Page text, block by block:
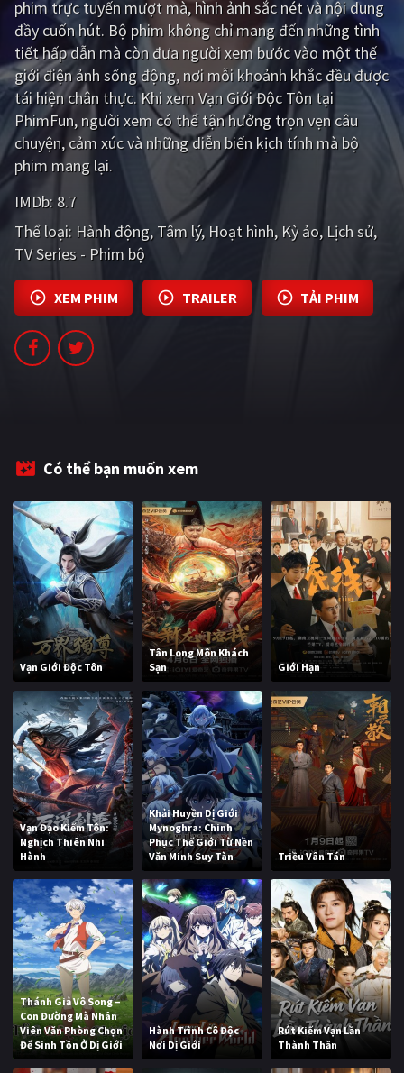
Giật gân Gia đình
Bí ẩn Lịch sử
Viễn Tây Tiểu sử
GameShow DramaTV
Âu - Mỹ Trung Quốc - Hồng Kông
Hàn Quốc
Ấn Độ Việt Nam
Tổng hợp
PHIM CHIẾU RẠP
TUYỂN TẬP PHIM
BLOG
phim trực tuyến mượt mà, hình ảnh sắc nét và nội dung
đầy cuốn hút. Bộ phim không chỉ mang đến những tình
tiết hấp dẫn mà còn đưa người xem bước vào một thế
giới điện ảnh sống động, nơi mỗi khoảnh khắc đều được
tái hiện chân thực. Khi xem Vạn Giới Độc Tôn tại
PhimFun, người xem có thể tận hưởng trọn vẹn câu
chuyện, cảm xúc và những diễn biến kịch tính mà bộ
phim mang lại.
IMDb: 8.7
Thể loại: Hành động Tâm lý Hoạt hình Kỳ ảo Lịch sử
TV Series - Phim bộ
XEM PHIM TRAILER TẢI PHIM
Có thể bạn muốn xem
Vạn Giới Độc Tôn
Tân Long Môn Khách
Sạn
Giới Hạn
Vạn Đạo Kiếm Tôn:
Nghịch Thiên Nhi
Hành
Khải Huyền Dị Giới
Mynoghra: Chinh
Phục Thế Giới Từ Nền
Văn Minh Suy Tàn
Triều Vân Tán
Thánh Giả Vô Song –
Con Đường Mà Nhân
Viên Văn Phòng Chọn
Để Sinh Tồn Ở Dị Giới
Hành Trình Cô Độc
Nơi Dị Giới
Rút Kiếm Vạn Lần
Thành Thần